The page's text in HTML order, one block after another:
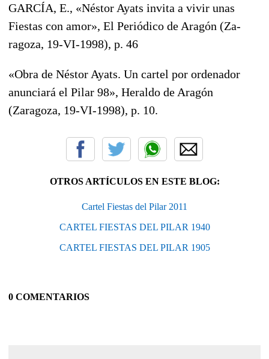
GARCÍA, E., «Néstor Ayats invita a vivir unas
Fiestas con amor», El Periódico de Aragón (Za-
ragoza, 19-VI-1998), p. 46
«Obra de Néstor Ayats. Un cartel por ordenador
anunciará el Pilar 98», Heraldo de Aragón
(Zaragoza, 19-VI-1998), р. 10.
OTROS ARTÍCULOS EN ESTE BLOG:
Cartel Fiestas del Pilar 2011
CARTEL FIESTAS DEL PILAR 1940
CARTEL FIESTAS DEL PILAR 1905
0 COMENTARIOS